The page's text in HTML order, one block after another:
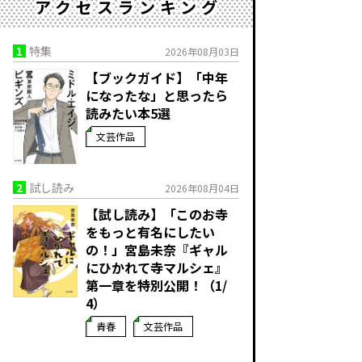
アクセスランキング
1 特集 2026年08月03日
【ブックガイド】「中年
になったな」と思ったら
読みたい本5選
文芸作品
2 試し読み 2026年08月04日
【試し読み】「このお寺
をもっと有名にしたい
の！」宮島未奈『ギャル
にひかれて寺マルシェ』
第一章を特別公開！（1/
4）
青春 文芸作品